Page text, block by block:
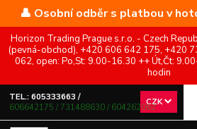
👤 Osobní odběr s platbou v
Horizon Trading Prague s.r.o. - Czech
(pevná-obchod), +420 606 642 175, +420
062, open: Po,St: 9.00-16.30 ++ Út,Čt:
hodin
CZK
TEL.: 605333663 /
606642175 / 731488630 / 604262062